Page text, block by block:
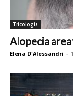
Tricologia
Alopecia
Elena D'Alessandri -